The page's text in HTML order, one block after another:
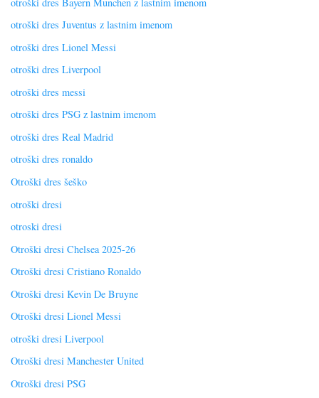
otroški dres Juventus z lastnim imenom
otroški dres Lionel Messi
otroški dres Liverpool
otroški dres messi
otroški dres PSG z lastnim imenom
otroški dres Real Madrid
otroški dres ronaldo
Otroški dres šeško
otroški dresi
otroski dresi
Otroški dresi Chelsea 2025-26
Otroški dresi Cristiano Ronaldo
Otroški dresi Kevin De Bruyne
Otroški dresi Lionel Messi
otroški dresi Liverpool
Otroški dresi Manchester United
Otroški dresi PSG